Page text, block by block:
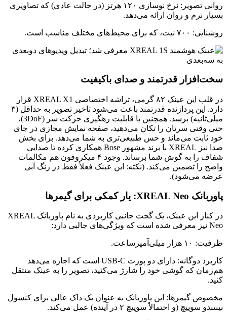
روانی تصویر: نرخ نوسازی ۱۲۰ هرتز (در حالت عادی) که تصاویری
بسیار نرم و روان ارائه می‌دهد.
روشنایی: ۷۰۰ نیت، که برای محیط‌های مختلف مناسب است.
سخت‌افزار قدرتمند و صدای باکیفیت
در قلب این عینک ۸۲ گرمی، تراشه اختصاصی XREAL X1 قرار
دارد. این پردازنده قدرتمند باعث می‌شود تاخیر تصویر به حداقل (۳
میلی‌ثانیه) برسد. همچنین با قابلیت رهگیری حرکت سر (3DoF)،
حتی وقتی سرتان را تکان می‌دهید، صفحه نمایش مجازی در جای
خود ثابت می‌ماند و حس طبیعی‌تری به شما می‌دهد. برای بخش
صدا نیز XREAL با برند مشهور Bose همکاری کرده تا صدایی
شفاف را به گوش شما برساند. وجود ۴ میکروفون هم مکالمات
واضح را تضمین می‌کند. (نکته: این عینک فعلاً فقط در رنگ آبی
عرضه می‌شود).
پاوربانک XREAL Neo: یار کمکی برای گیمرها
در کنار این عینک، یک گجت جانبی کاربردی به نام پاوربانک XREAL
Neo نیز معرفی شده است که ویژگی‌های جالبی دارد:
ظرفیت: ۱۰ هزار میلی‌آمپرساعت.
کاربرد دوگانه: دارای دو پورت USB-C است که اجازه می‌دهد
هم‌زمان که گوشی خود را شارژ می‌کنید، تصویر را به عینک منتقل
کنید.
مخصوص گیمرها: این پاوربانک به عنوان یک داک عالی برای کنسول
نینتندو سوییچ (و احتمالاً سوییچ ۲ در آینده) عمل می‌کند.